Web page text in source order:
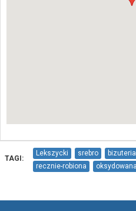
TAGI:
Lekszycki srebro bizuteria
recznie-robiona
oksydowana